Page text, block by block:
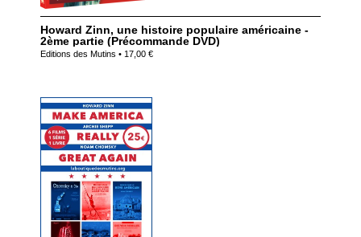
Howard Zinn, une histoire populaire américaine -
2ème partie (Précommande DVD)
Editions des Mutins • 17,00 €